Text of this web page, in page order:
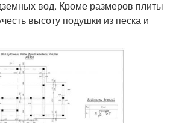
вод. Кроме размеров плиты
высоту подушки из песка и